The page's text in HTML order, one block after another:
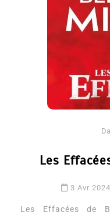
Les
3 Avr 2024
Les Effacées de